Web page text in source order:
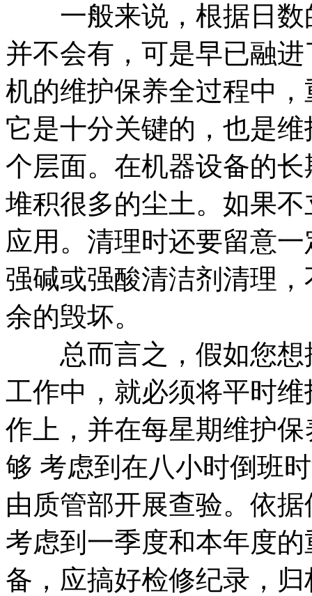
一般来说，根据日数
并不会有，可是早已融
机的维护保养全过程中
它是十分关键的，也是
个层面。在机器设备的
堆积很多的尘土。如果
应用。清理时还要留意
强碱或强酸清洁剂清理
余的毁坏。
总而言之，假如您想
工作中，就必须将平时
作上，并在每星期维护
够 考虑到在八小时倒班
由质管部开展查验。依
考虑到一季度和本年度
备，应搞好检修纪录，